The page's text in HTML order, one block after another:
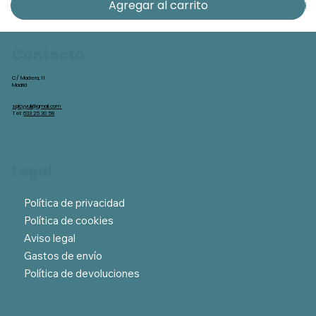
Agregar al carrito
Política de privacidad
Política de cookies
Aviso legal
Gastos de envío
Política de devoluciones
C/ Madera, 11
Madrid
spicyyuli@gmail.com
Tel:633 25 30 58